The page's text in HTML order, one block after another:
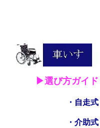
▶選び方ガイド
・自走式
・介助式